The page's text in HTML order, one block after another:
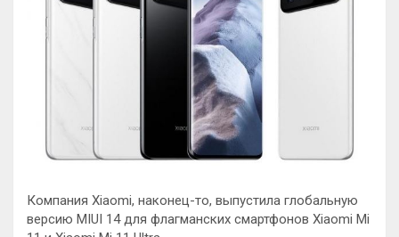
Компания Xiaomi, наконец-то, выпустила глобальную
версию MIUI 14 для флагманских смартфонов Xiaomi Mi